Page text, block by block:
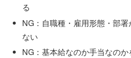
る
NG：自職種・雇用形態・部
ない
NG：基本給なのか手当なの